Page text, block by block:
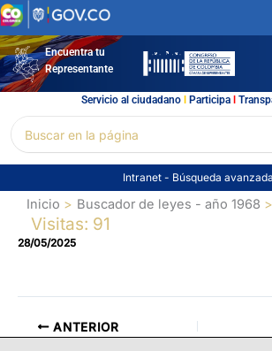
Ir
al
contenidoEncuentra tu
Representante
Servicio al ciudadano l Participal
por:
Intranet - Búsqueda avanzada
Inicio Buscador de leyes - año 1968
Visitas: 91
28/05/2025
ANTERIOR